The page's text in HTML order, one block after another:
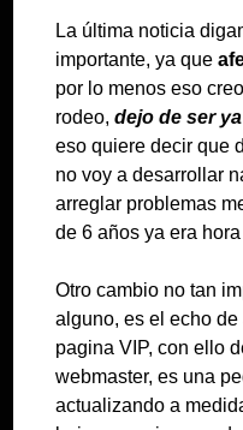
La última noticia
importante, ya que
por lo menos eso
rodeo,dejo de ser
eso quiere decir que
no voy a desarrollar
arreglar problemas
de 6 años ya era
Otro cambio no tan
alguno, es el echo
pagina VIP, con ello
webmaster, es una
actualizando a